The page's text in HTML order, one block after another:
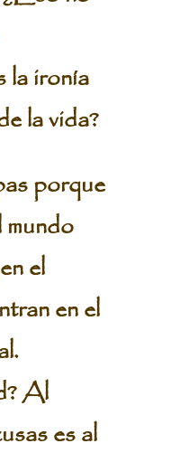
la ironía
la vida?
porque
el
en el
Al
es al